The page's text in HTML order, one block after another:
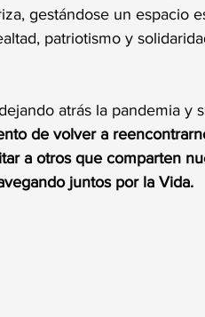
gestándose un espacio
patriotismo y
atrás la pandemia y
de volver a
a otros que comparten
juntos por la Vida.